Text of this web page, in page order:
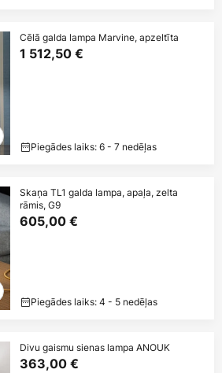
Cēlā galda lampa Marvine, apzeltīta
1 512,50 €
Piegādes laiks: 6 - 7 nedēļas
Skaņa TL1 galda lampa, apaļa, zelta
rāmis, G9
605,00 €
Piegādes laiks: 4 - 5 nedēļas
Divu gaismu sienas lampa ANOUK
363,00 €